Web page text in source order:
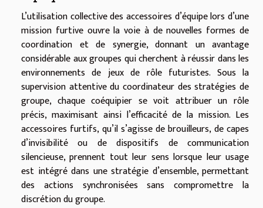
L’utilisation collective des accessoires d’équipe lors d’une
mission furtive ouvre la voie à de nouvelles formes de
coordination et de synergie, donnant un avantage
considérable aux groupes qui cherchent à réussir dans les
environnements de jeux de rôle futuristes. Sous la
supervision attentive du coordinateur des stratégies de
groupe, chaque coéquipier se voit attribuer un rôle
précis, maximisant ainsi l’efficacité de la mission. Les
accessoires furtifs, qu’il s’agisse de brouilleurs, de capes
d’invisibilité ou de dispositifs de communication
silencieuse, prennent tout leur sens lorsque leur usage
est intégré dans une stratégie d’ensemble, permettant
des actions synchronisées sans compromettre la
discrétion du groupe.